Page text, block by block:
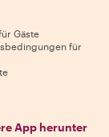
Gäste
für
App herunter